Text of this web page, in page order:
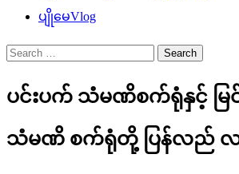
ပျိုမေVlog
Search
for:
ပင်းပက် သံမဏိစက်ရုံနှင့် မြ
သံမဏိ စက်ရုံတို့ ပြန်လည်